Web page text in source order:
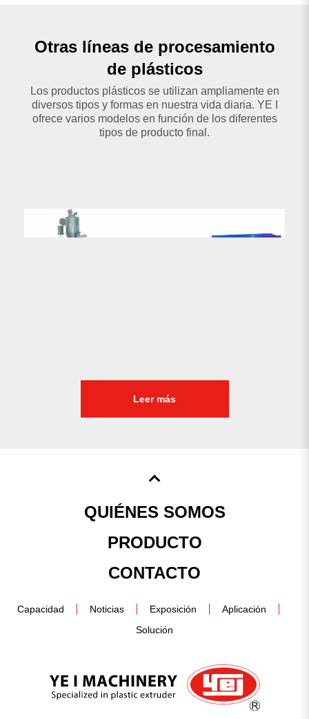
Otras líneas de procesamiento
de plásticos
Los productos plásticos se utilizan ampliamente en
diversos tipos y formas en nuestra vida diaria. YE I
ofrece varios modelos en función de los diferentes
tipos de producto final.
Leer más
QUIÉNES SOMOS
PRODUCTO
CONTACTO
Capacidad Noticias Exposición
Aplicación
Solución